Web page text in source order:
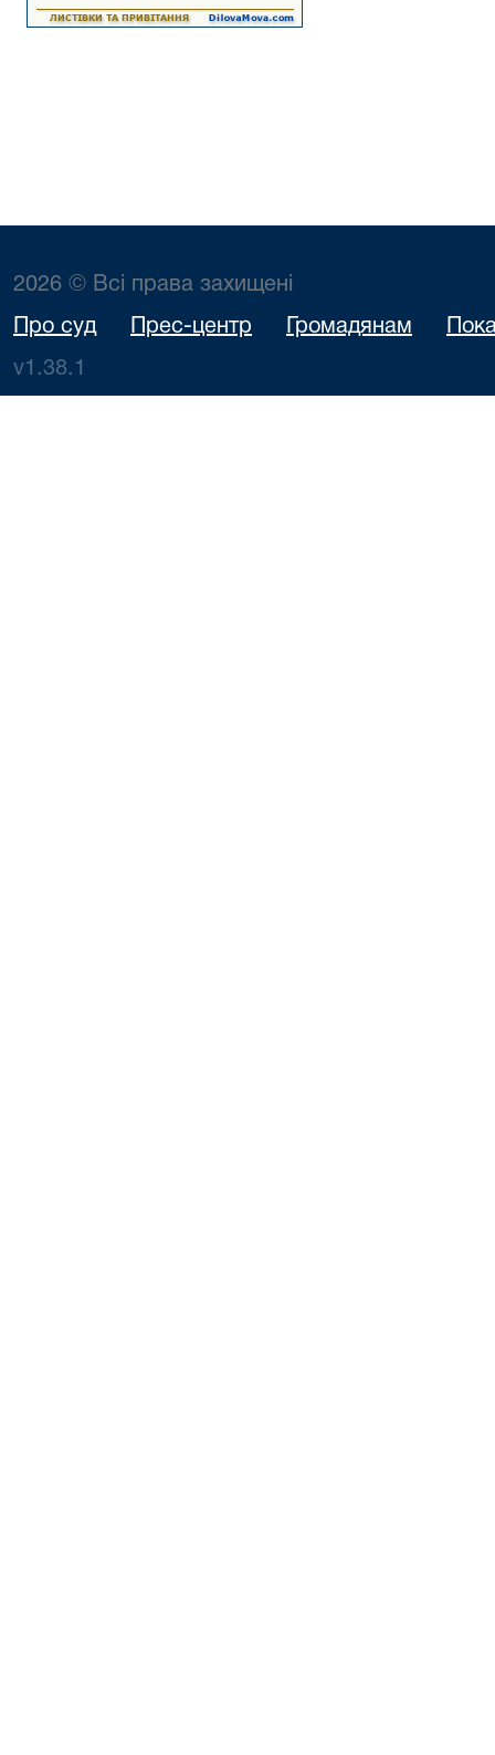
2026 © Всі права захищені
Про суд Прес-центр Громадянам
v1.38.1